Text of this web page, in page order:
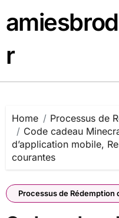
to
content
r
Home
Processus de
Code cadeau
d’application mobile,
courantes
Processus de Rédemption